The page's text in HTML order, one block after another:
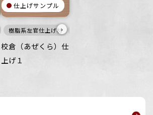
壁
仕上げサンプル
樹脂系左官仕上げ材›
校倉（あぜくら）仕
上げ１